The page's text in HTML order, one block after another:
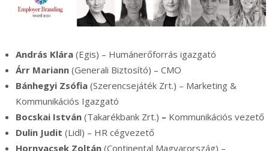
András Klára (Egis) – Humánerőforrás igazgató
Árr Mariann (Generali Biztosító) – CMO
Bánhegyi Zsófia (Szerencsejáték Zrt.) – Marketing &
Kommunikációs Igazgató
Bocskai István (Takarékbank Zrt.) – Kommunikációs vezető
Dulin Judit (Lidl) – HR cégvezető
Hornyacsek Zoltán (Continental Magyarország) –